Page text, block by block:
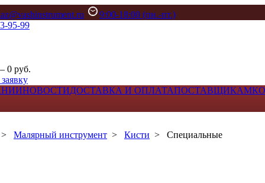
9:00-18:00 (пн.-пт.)
95-99
0 руб.
НОВОСТИДОСТАВКА И ОПЛАТАПОСТАВЩИКАМ
> Малярный инструмент > Кисти > Специальные